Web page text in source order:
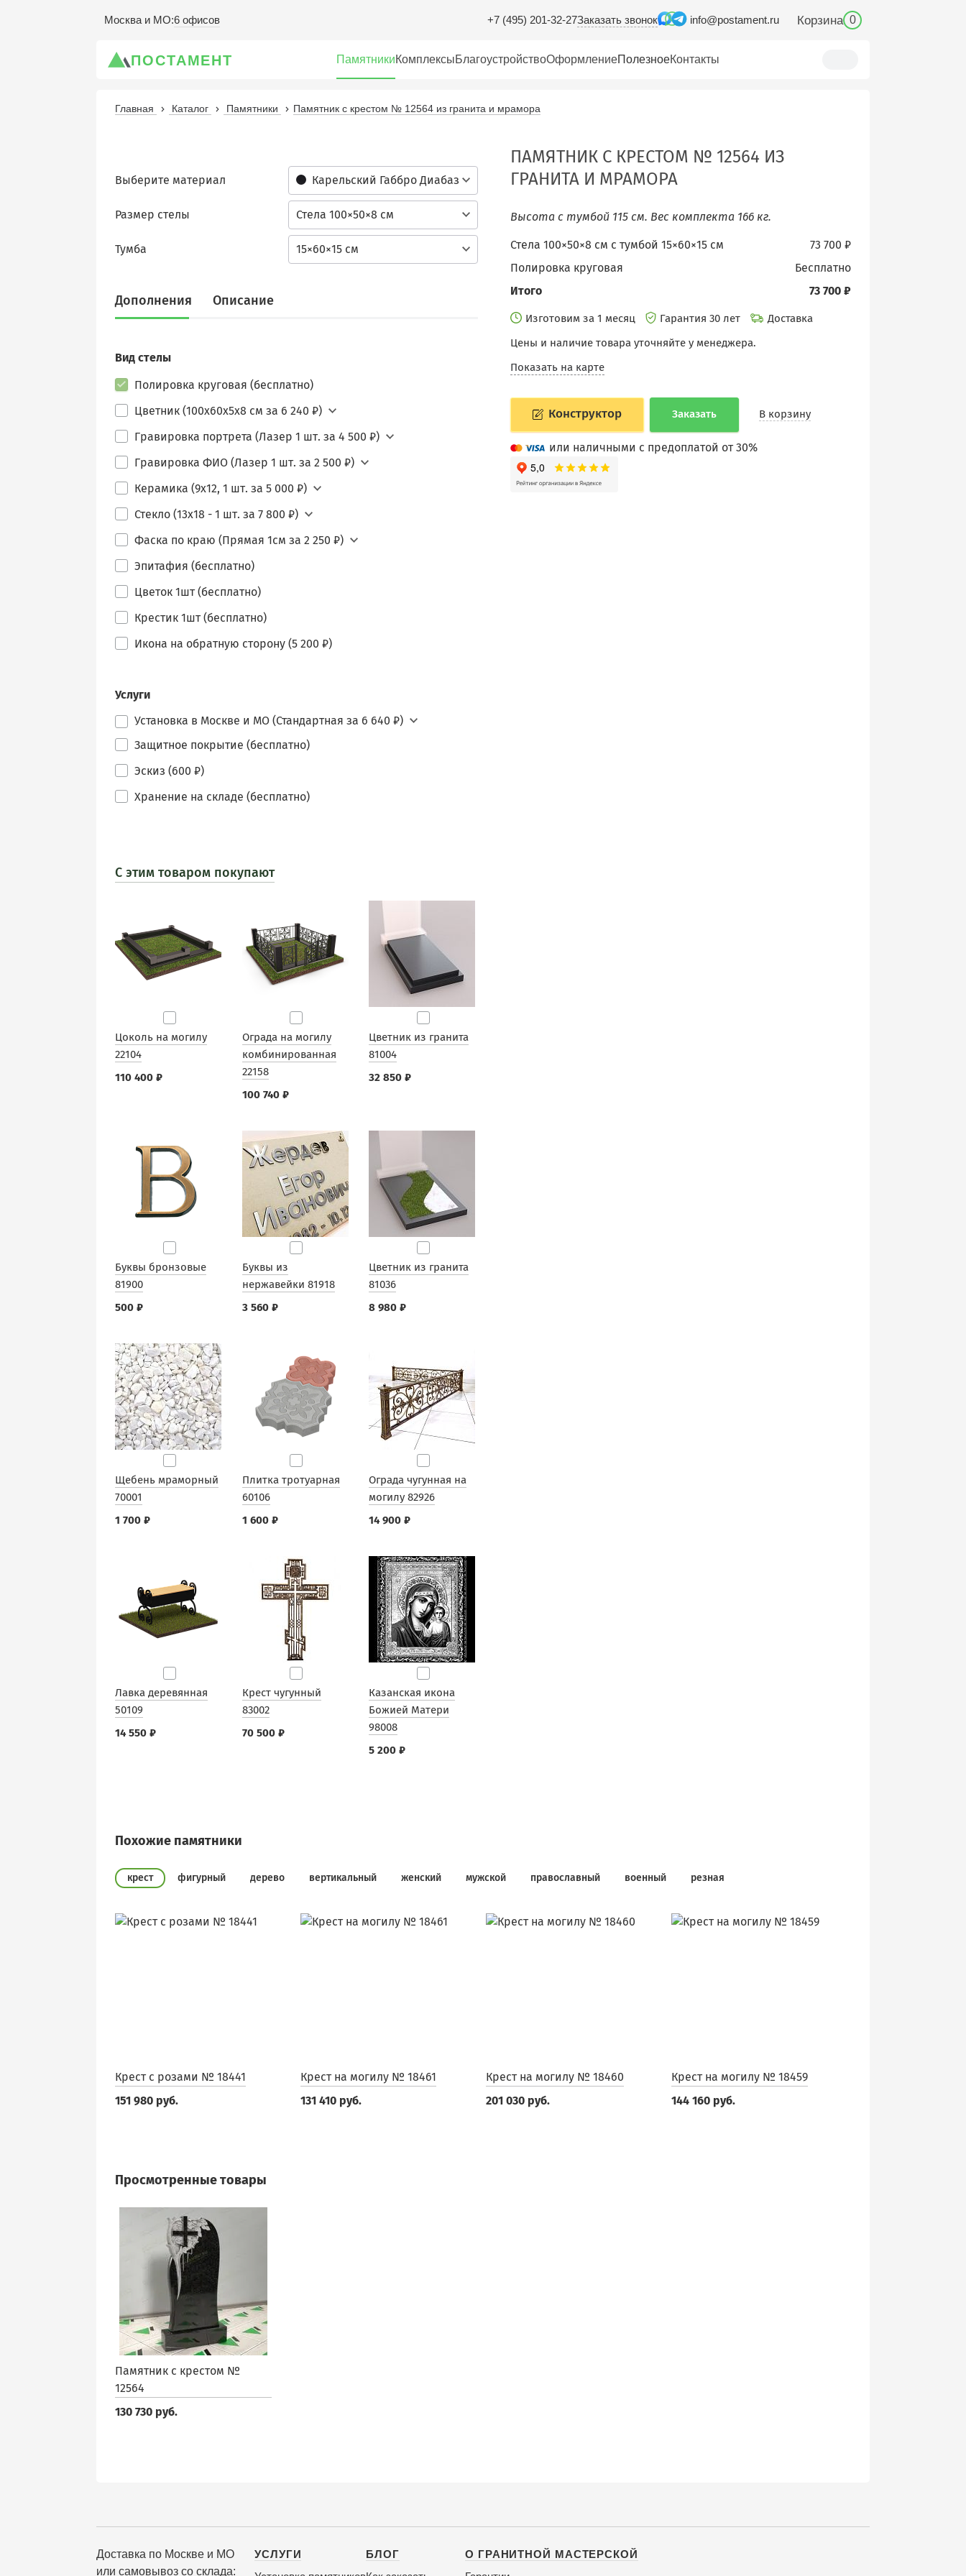
Москва и МО:6 офисов +7 (495) 201-32-27Заказать звонок info@postament.ru Корзина 0
ПОСТАМЕНТ ПамятникиКомплексыБлагоустройствоОформлениеПолезноеКонтакты
Главная Каталог Памятники Памятник с крестом № 12564 из гранита и мрамора
Карельский Габбро Диабаз
Выберите материал
Стела 100×50×8 см
Размер стелы
15×60×15 см
Тумба
Дополнения Описание
Вид стелы
Полировка круговая (бесплатно)
Цветник (100х60х5х8 см за 6 240 ₽)
Гравировка портрета (Лазер 1 шт. за 4 500 ₽)
Гравировка ФИО (Лазер 1 шт. за 2 500 ₽)
Керамика (9х12, 1 шт. за 5 000 ₽)
Стекло (13х18 - 1 шт. за 7 800 ₽)
Фаска по краю (Прямая 1см за 2 250 ₽)
Эпитафия (бесплатно)
Цветок 1шт (бесплатно)
Крестик 1шт (бесплатно)
Икона на обратную сторону (5 200 ₽)
Услуги
Установка в Москве и МО (Стандартная за 6 640 ₽)
Защитное покрытие (бесплатно)
Эскиз (600 ₽)
Хранение на складе (бесплатно)
С этим товаром покупают
Цоколь на могилу
22104
110 400 ₽
Ограда на могилу
комбинированная
22158
100 740 ₽
Цветник из гранита
81004
32 850 ₽
Буквы бронзовые
81900
500 ₽
Буквы из
нержавейки 81918
3 560 ₽
Цветник из гранита
81036
8 980 ₽
Щебень мраморный
70001
1 700 ₽
Плитка тротуарная
60106
1 600 ₽
Ограда чугунная на
могилу 82926
14 900 ₽
Лавка деревянная
50109
14 550 ₽
Крест чугунный
83002
70 500 ₽
Казанская икона
Божией Матери
98008
5 200 ₽
ПАМЯТНИК С КРЕСТОМ № 12564 ИЗ
ГРАНИТА И МРАМОРА
Высота с тумбой 115 см. Вес комплекта 166 кг.
73 700 ₽
Стела 100×50×8 см с тумбой 15×60×15 см
бесплатно
Полировка круговая
73 700 ₽
Итого
Изготовим за 1 месяц Гарантия 30 лет
Доставка
Цены и наличие товара уточняйте у менеджера.
Показать на карте
Конструктор Заказать В корзину
или наличными с предоплатой от 30%
Похожие памятники
крест фигурный дерево вертикальный женский мужской православный военный резная
Крест с розами № 18441
151 980 руб.
Крест на могилу № 18461
131 410 руб.
Крест на могилу № 18460
201 030 руб.
Крест на могилу № 18459
144 160 руб.
Просмотренные товары
Памятник с крестом №
12564
130 730 руб.
Доставка по Москве и МО
или самовывоз со склада:
УСЛУГИ
БЛОГ
О ГРАНИТНОЙ МАСТЕРСКОЙ